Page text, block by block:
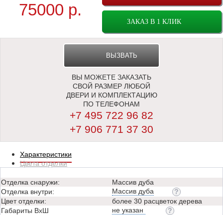
ЗАКАЗ В 1 КЛИК
75000 р.
ВЫЗВАТЬ
ЗАМЕРЩИКА
ВЫ МОЖЕТЕ ЗАКАЗАТЬ
СВОЙ РАЗМЕР ЛЮБОЙ
ДВЕРИ И КОМПЛЕКТАЦИЮ
ПО ТЕЛЕФОНАМ
+7 495 722 96 82
+7 906 771 37 30
Характеристики
Цвета отделки
Отделка снаружи:
Массив дуба
Отделка внутри:
Массив дуба
Цвет отделки:
более 30 расцветок дерева
Габариты ВхШ
не указан